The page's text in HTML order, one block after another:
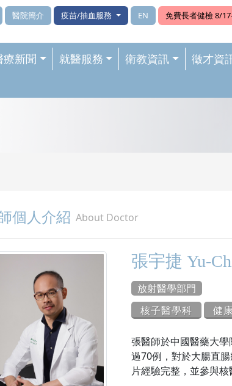
醫院簡介 疫苗/抽血服務 EN 免費長者健檢 8/
療新聞 就醫服務 衛教資訊 徵才資
個人介紹 About Doctor
張宇捷 Yu-
放射醫學部門
核子醫學科
健
張醫師於中國醫藥大
過70例，對於大腸直
片經驗完整，並參與核